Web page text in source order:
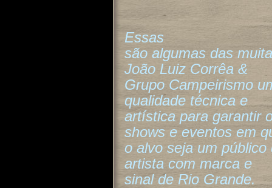
Essas
são algumas das
João Luiz Corrêa &
Grupo Campeirismo
qualidade técnica e
artística para garantir
shows e eventos em
o alvo seja um
artista com marca e
sinal de Rio Grande.